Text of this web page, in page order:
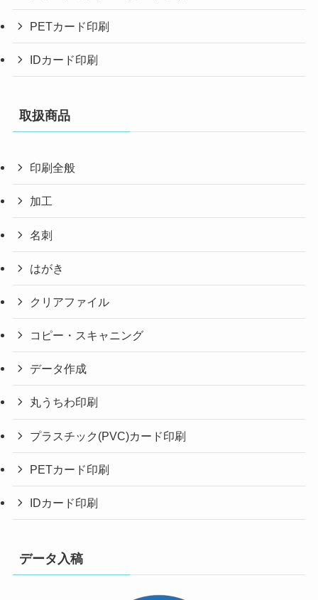
PETカード印刷
IDカード印刷
取扱商品
印刷全般
加工
名刺
はがき
クリアファイル
コピー・スキャニング
データ作成
丸うちわ印刷
プラスチック(PVC)カード印刷
PETカード印刷
IDカード印刷
データ入稿